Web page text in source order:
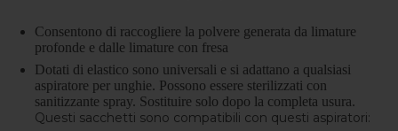
Consentono di raccogliere la polvere generata da limature
profonde e dalle limature con fresa
Dotati di elastico sono universali e si adattano a qualsiasi
aspiratore per unghie. Possono essere sterilizzati con
sanitizzante spray. Sostituire solo dopo la completa usura.
Questi sacchetti sono compatibili con questi aspiratori: